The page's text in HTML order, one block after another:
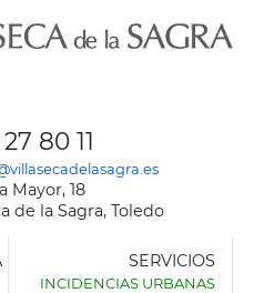
80 11
Mayor, 18
de la Sagra, Toledo
SERVICIOS
INCIDENCIAS URBANAS